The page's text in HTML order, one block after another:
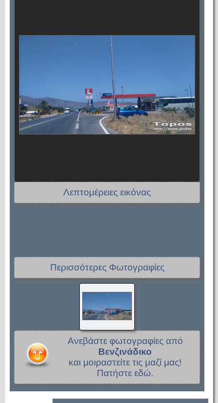
Λεπτομέρειες εικόνας
Περισσότερες Φωτογραφίες
Ανεβάστε φωτογραφίες από
Βενζινάδικο
και μοιραστείτε τις μαζί μας!
Πατήστε εδώ.